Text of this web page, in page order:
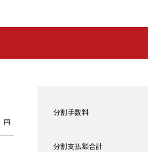
分割手数料
分割支払額合計